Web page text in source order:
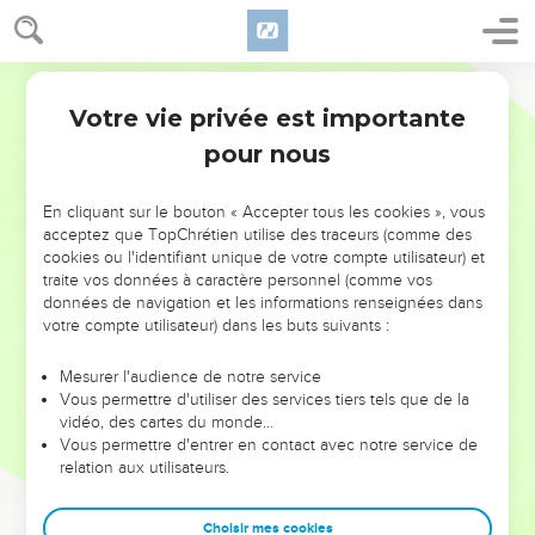
NE MANQUEZ PAS L’ÉVÉNEMENT
DE L’ANNÉE !
ET SI LEURS ERREURS POUVAIENT VOUS ÉVITER LES
VOTRES ?
leur foi ou leur vision. Mais on voit moins les doutes, les erreurs
et les saisons difficiles qu'ils ont traversés, alors même que ce
sont elles qui les ont façonnés.
Dans cette conférence, leaders, entrepreneurs, et responsables
clés pour avancer avec plus de sagesse afin que leurs erreurs
Votre vie privée est importante
pour nous
En cliquant sur le bouton « Accepter tous les cookies », vous
acceptez que TopChrétien utilise des traceurs (comme des
cookies ou l'identifiant unique de votre compte utilisateur) et
traite vos données à caractère personnel (comme vos
données de navigation et les informations renseignées dans
votre compte utilisateur) dans les buts suivants :
Mesurer l'audience de notre service
Vous permettre d'utiliser des services tiers tels que de la
vidéo, des cartes du monde…
Vous permettre d'entrer en contact avec notre service de
relation aux utilisateurs.
Choisir mes cookies